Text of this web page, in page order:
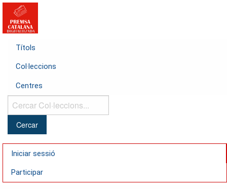
Títols
Col·leccions
Centres
Cercar
Col·leccions...
Iniciar sessió
Participar